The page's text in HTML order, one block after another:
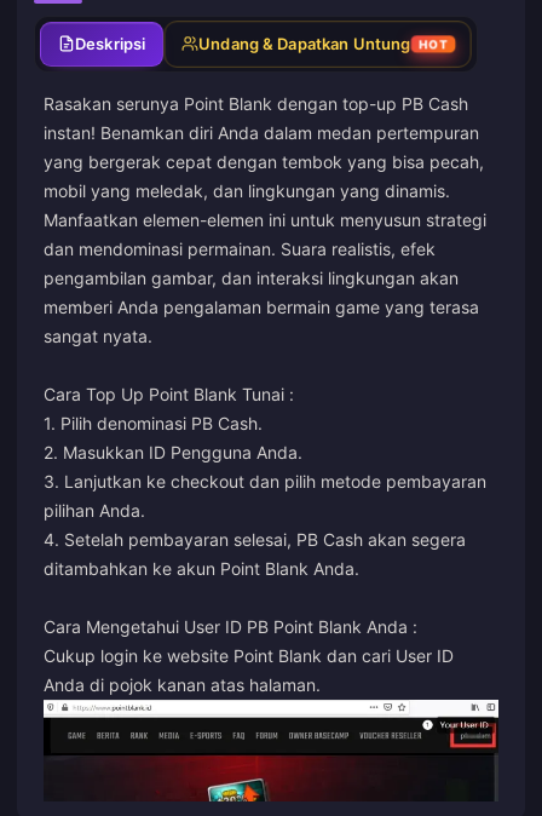
Deskripsi Undang & Dapatkan Untung HOT
Rasakan serunya Point Blank dengan top-up PB Cash
instan! Benamkan diri Anda dalam medan pertempuran
yang bergerak cepat dengan tembok yang bisa pecah,
mobil yang meledak, dan lingkungan yang dinamis.
Manfaatkan elemen-elemen ini untuk menyusun strategi
dan mendominasi permainan. Suara realistis, efek
pengambilan gambar, dan interaksi lingkungan akan
memberi Anda pengalaman bermain game yang terasa
sangat nyata.
Cara Top Up Point Blank Tunai :
1. Pilih denominasi PB Cash.
2. Masukkan ID Pengguna Anda.
3. Lanjutkan ke checkout dan pilih metode pembayaran
pilihan Anda.
4. Setelah pembayaran selesai, PB Cash akan segera
ditambahkan ke akun Point Blank Anda.
Cara Mengetahui User ID PB Point Blank Anda :
Cukup login ke website Point Blank dan cari User ID
Anda di pojok kanan atas halaman.